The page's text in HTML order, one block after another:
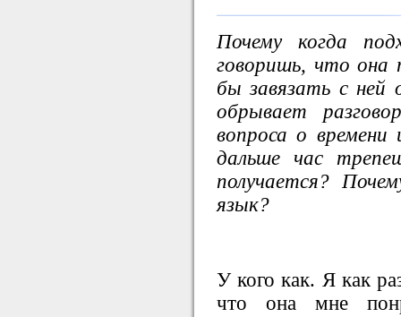
Почему когда
говоришь, что она
бы завязать с ней
обрывает
вопроса о
дальше час
получается?
язык?
У кого как. Я как
что она мне